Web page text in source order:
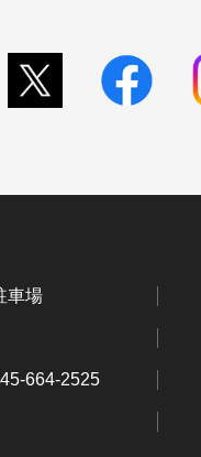
車場
664-2525